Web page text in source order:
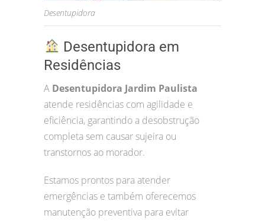
Desentupidora
Desentupidora em
Residências
A Desentupidora Jardim Paulista
atende residências com agilidade e
eficiência, garantindo a desobstrução
completa sem causar sujeira ou
transtornos ao morador.
Estamos prontos para atender
emergências e também oferecemos
manutenção preventiva para evitar